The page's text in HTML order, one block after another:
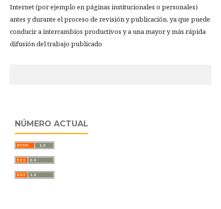
Internet (por ejemplo en páginas institucionales o personales)
antes y durante el proceso de revisión y publicación, ya que puede
conducir a intercambios productivos y a una mayor y más rápida
difusión del trabajo publicado
NÚMERO ACTUAL